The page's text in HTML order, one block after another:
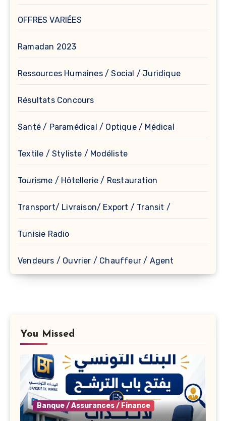
OFFRES VARIÉES
Ramadan 2023
Ressources Humaines / Social / Juridique
Résultats Concours
Santé / Paramédical / Optique / Médical
Textile / Styliste / Modéliste
Tourisme / Hôtellerie / Restauration
Transport/ Livraison/ Export / Transit /
Tunisie Radio
Vendeurs / Ouvrier / Chauffeur / Agent
You Missed
Banque / Assurances / Finance